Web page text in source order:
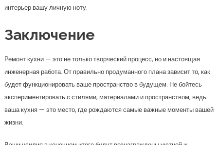
интерьер вашу личную ноту.
Заключение
Ремонт кухни — это не только творческий процесс, но и настоящая
инженерная работа. От правильно продуманного плана зависит то, как
будет функционировать ваше пространство в будущем. Не бойтесь
экспериментировать с стилями, материалами и пространством, ведь
ваша кухня — это место, где рождаются самые важные моменты вашей
жизни.